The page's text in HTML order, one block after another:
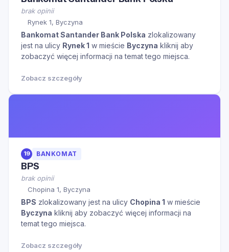
brak opinii
Rynek 1, Byczyna
Bankomat Santander Bank Polska zlokalizowany
jest na ulicy Rynek 1 w mieście Byczyna kliknij aby
zobaczyć więcej informacji na temat tego miejsca.
Zobacz szczegóły
19 BANKOMAT
BPS
brak opinii
Chopina 1, Byczyna
BPS zlokalizowany jest na ulicy Chopina 1 w mieście
Byczyna kliknij aby zobaczyć więcej informacji na
temat tego miejsca.
Zobacz szczegóły